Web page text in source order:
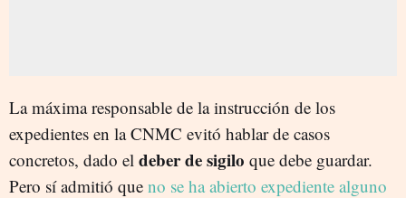
La máxima responsable de la instrucción de los
expedientes en la CNMC evitó hablar de casos
concretos, dado el deber de sigilo que debe guardar.
Pero sí admitió que no se ha abierto expediente alguno